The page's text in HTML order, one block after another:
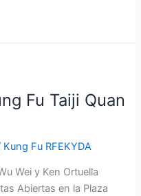
Fu Taiji Quan
Kung Fu RFEKYDA
Wei y Ken Ortuella
Abiertas en la Plaza